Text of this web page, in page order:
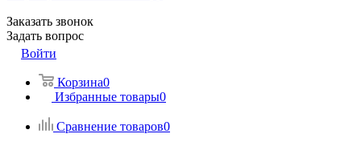
Заказать звонок
Задать вопрос
Войти
Корзина0
Избранные товары0
Сравнение товаров0